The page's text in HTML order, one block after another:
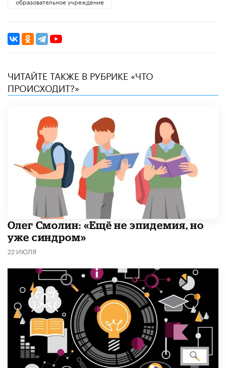
ЧИТАЙТЕ ТАКЖЕ В РУБРИКЕ «ЧТО
ПРОИСХОДИТ?»
​Олег Смолин: «Ещё не эпидемия, но
уже синдром»
22 ИЮЛЯ